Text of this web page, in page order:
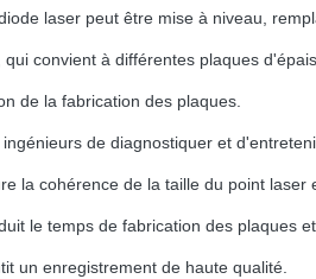
laser peut être mise à niveau,
convient à différentes plaques
de la fabrication des plaques.
de diagnostiquer et
la cohérence de la taille du point
le temps de fabrication des plaques
un enregistrement de haute qualité.